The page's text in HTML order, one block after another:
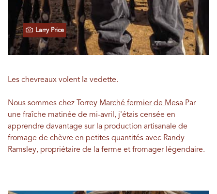
Larry Price
Les chevreaux volent la vedette.
Nous sommes chez Torrey Marché fermier de Mesa Par
une fraîche matinée de mi-avril, j'étais censée en
apprendre davantage sur la production artisanale de
fromage de chèvre en petites quantités avec Randy
Ramsley, propriétaire de la ferme et fromager légendaire.